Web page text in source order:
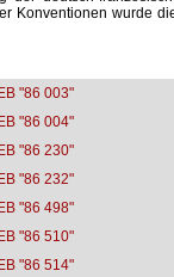
Konventionen wurde
"86 003"
"86 004"
"86 230"
"86 232"
"86 498"
"86 510"
"86 514"